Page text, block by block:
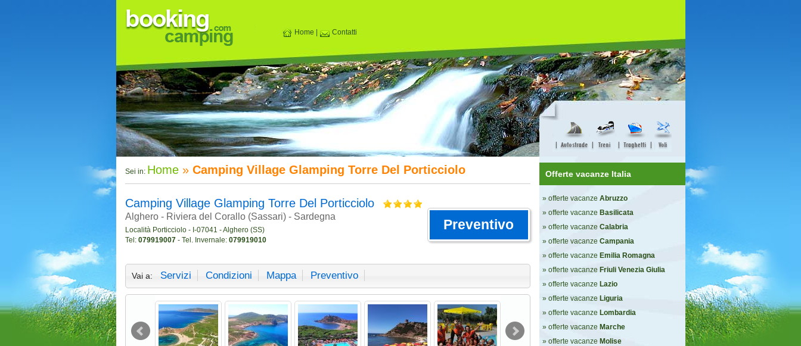
Home Contatti
Sei in: Home» Camping Village Glamping Torre Del Porticciolo
Camping Village Glamping Torre Del Porticciolo
Alghero - Riviera del Corallo (Sassari) - Sardegna
Località Porticciolo - I-07041 - Alghero (SS)
Tel: 079919007- Tel. Invernale: 079919010
Preventivo
Vai a: Servizi Condizioni Mappa Preventivo
Offerte vacanze Italia
» offerte vacanze Abruzzo
» offerte vacanze Basilicata
» offerte vacanze Calabria
» offerte vacanze Campania
» offerte vacanze Emilia Romagna
» offerte vacanze Friuli Venezia Giulia
» offerte vacanze Lazio
» offerte vacanze Liguria
» offerte vacanze Lombardia
» offerte vacanze Marche
» offerte vacanze Molise